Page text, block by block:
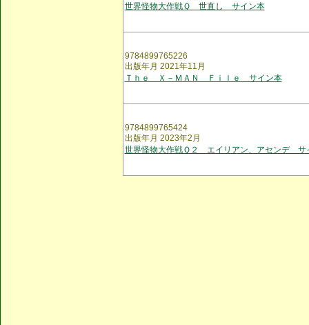
世界怪物大作戦Ｑ 世直し サイン本
9784899765226
出版年月 2021年11月
Ｔｈｅ Ｘ－ＭＡＮ Ｆｉｌｅ サイン本
9784899765424
出版年月 2023年2月
世界怪物大作戦Ｑ２ エイリアン、アセンデ サ